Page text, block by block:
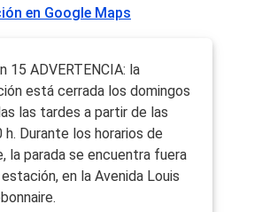
en Google Maps
15 ADVERTENCIA: la
está cerrada los domingos
las tardes a partir de las
h. Durante los horarios de
la parada se encuentra fuera
en la Avenida Louis